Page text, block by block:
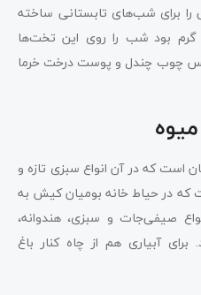
برای شب‌های تابستانی ساخته
گرم بود شب را روی این تخت‌ها
چوب چندل و پوست درخت خرما
است که در آن انواع سبزی تازه و
که در حیاط خانه بومیان کیش به
صیفی‌جات و سبزی، هندوانه،
آبیاری هم از چاه کنار باغ